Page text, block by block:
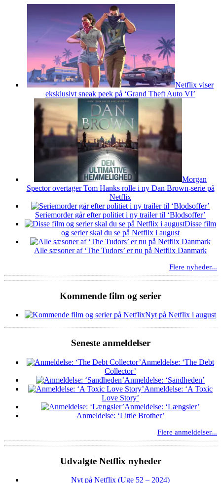
Netflix viser
eksklusivt sneak peek på ‘Grand Theft Auto VI’
Morgan
Spector overtager Tom Hanks rolle i ny Dan Brown-serie på
Netflix
Seriemorder går efter politiet i ny trailer til ‘Blodsoffer’
Disse film
og serier skal du se på Netflix i august
Alle sæsoner af ‘The Tudors’ er nu på Netflix Danmark
Flere nyheder...
Kommende film og serier
Nyt på Netflix i august
Seneste anmeldelser
Anmeldelse: ‘The Debt
Collector’
Anmeldelse: ‘Sandheden’
Anmeldelse: ‘A Toxic
Love Story’
Anmeldelse: ‘Længsler’
Anmeldelse: ‘Little Brother’
Flere anmeldelser...
Udvalgte Netflix nyheder
Nyt på Netflix (Uge 52 – 2024)